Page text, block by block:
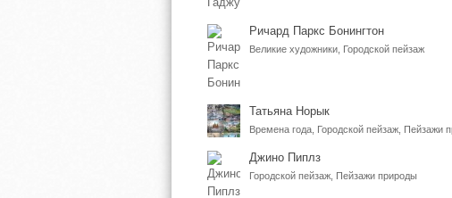
Ричард Паркс Бонингтон
Великие художники, Городской пейзаж
Татьяна Норык
Времена года, Городской пейзаж,
Джино Пиплз
Городской пейзаж, Пейзажи природы